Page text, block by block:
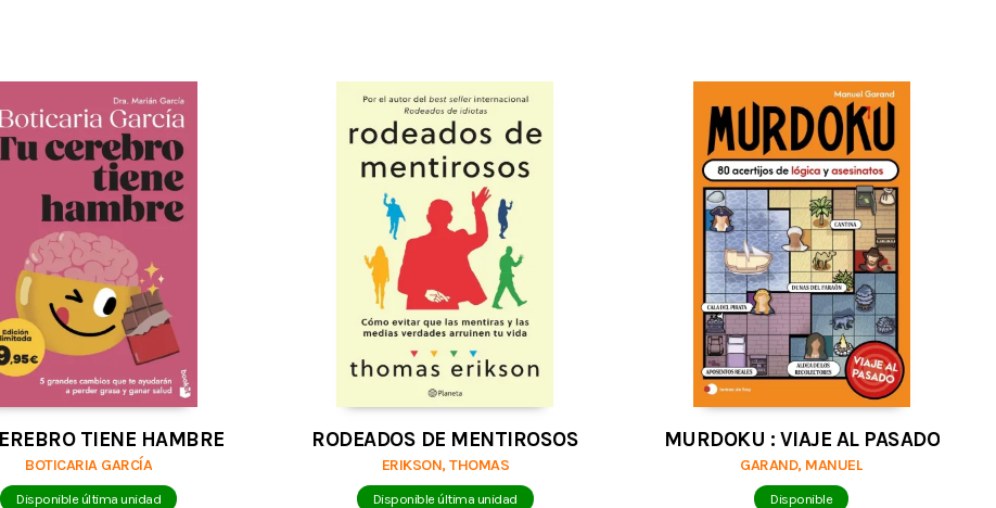
TIENE HAMBRE
BOTICARIA GARCÍA
Disponible última unidad
RODEADOS DE MENTIROSOS
ERIKSON, THOMAS
Disponible última unidad
MURDOKU : VIAJE AL PASADO
GARAND, MANUEL
Disponible